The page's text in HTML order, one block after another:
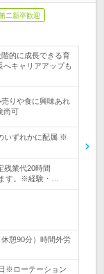
二新卒歓迎
階的に成長できる育
へキャリアアップも
りや食に興味あれ
尚可
いずれかに配属 ※
残業代20時間
す。※経験・…
憩90分）時間外労
※ローテーション